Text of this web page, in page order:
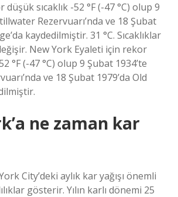
sıcaklık -52 °F (-47 °C) olup 9
Rezervuarı’nda ve 18 Şubat
kaydedilmiştir. 31 °C. Sıcaklıklar
New York Eyaleti için rekor
°F (-47 °C) olup 9 Şubat 1934’te
ve 18 Şubat 1979’da Old
ne zaman kar
City’deki aylık kar yağışı önemli
gösterir. Yılın karlı dönemi 25